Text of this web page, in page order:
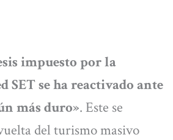
impuesto por la
SET se ha reactivado ante
más duro». Este se
del turismo masivo